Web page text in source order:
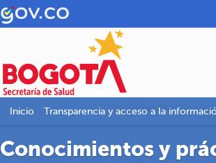
Inicio Transparencia y acceso a la
Conocimientos y